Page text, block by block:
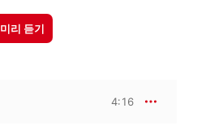
미리 듣기
4:16